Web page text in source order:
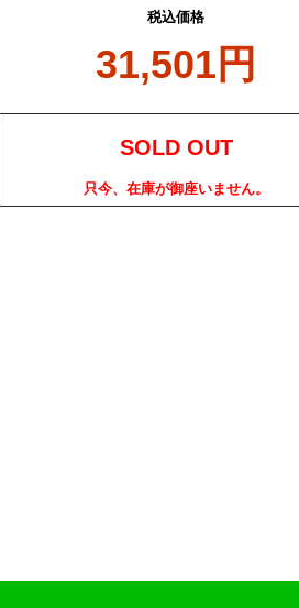
税込価格
31,501円
SOLD OUT
只今、在庫が御座いません。